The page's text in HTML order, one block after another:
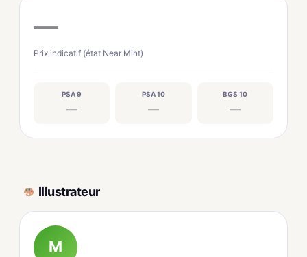
—
Prix indicatif (état Near Mint)
PSA 9
—
PSA 10
—
BGS 10
—
Illustrateur
M